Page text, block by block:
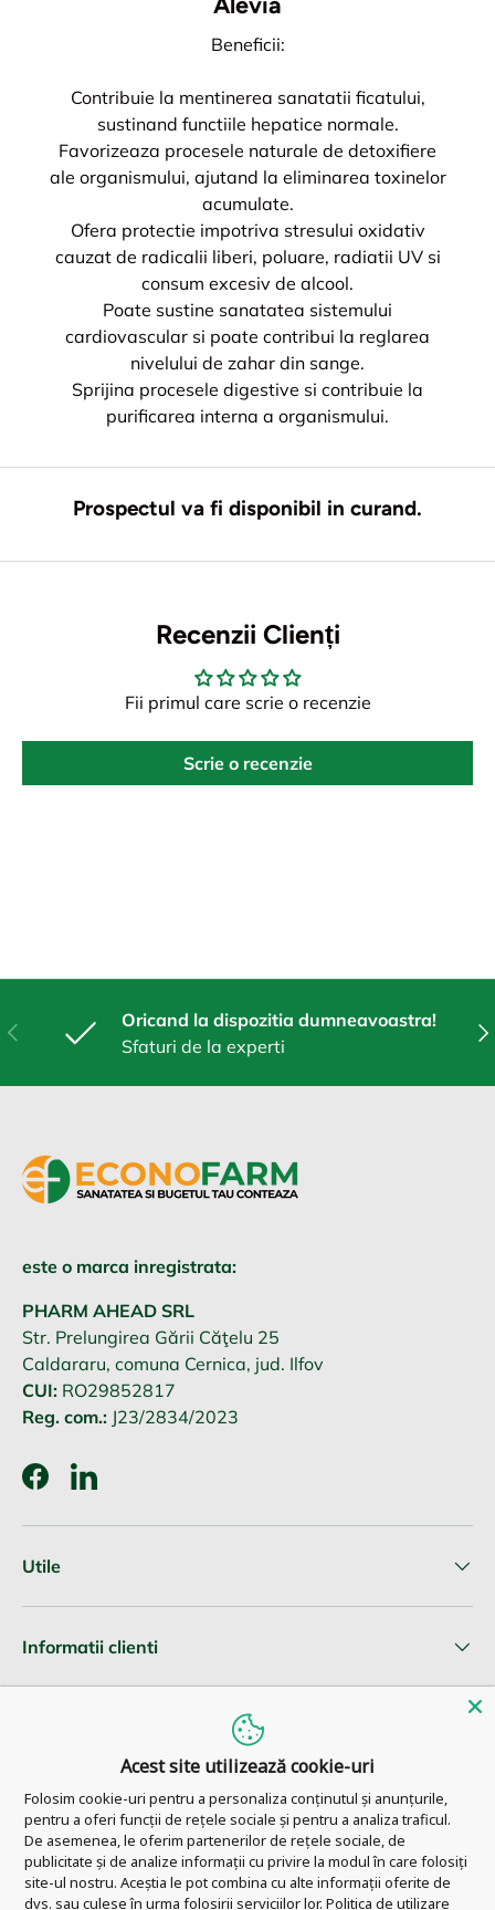
Beneficii:
Contribuie la mentinerea sanatatii ficatului,
sustinand functiile hepatice normale.
Favorizeaza procesele naturale de detoxifiere
ale organismului, ajutand la eliminarea toxinelor
acumulate.
Ofera protectie impotriva stresului oxidativ
cauzat de radicalii liberi, poluare, radiatii UV si
consum excesiv de alcool.
Poate sustine sanatatea sistemului
cardiovascular si poate contribui la reglarea
nivelului de zahar din sange.
Sprijina procesele digestive si contribuie la
purificarea interna a organismului.
Prospectul va fi disponibil in curand.
Recenzii Clienți
Fii primul care scrie o recenzie
Scrie o recenzie
Anterior
Oricand la dispozitia dumneavoastra!
Sfaturi de la experti
este o marca inregistrata:
PHARM AHEAD SRL
Str. Prelungirea Gării Căţelu 25
Caldararu, comuna Cernica, jud. Ilfov
CUI: RO29852817
Reg. com.: J23/2834/2023
FacebookLinkedIn
Utile
Informatii clienti
© 2026 Pharm Ahead.
Acest site utilizează cookie-uri
Folosim cookie-uri pentru a personaliza conținutul și anunțurile,
pentru a oferi funcții de rețele sociale și pentru a analiza traficul.
De asemenea, le oferim partenerilor de rețele sociale, de
publicitate și de analize informații cu privire la modul în care folosiți
site-ul nostru. Aceștia le pot combina cu alte informații oferite de
dvs. sau culese în urma folosirii serviciilor lor. Politica de utilizare